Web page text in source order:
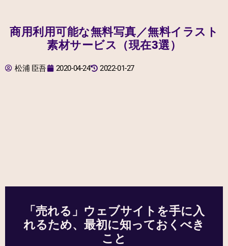
商用利用可能な無料写真／無料イラスト
素材サービス（現在3選）
松浦 臣吾 2020-04-24 2022-01-27
「売れる」ウェブサイトを手に入
れるため、最初に知っておくべき
こと